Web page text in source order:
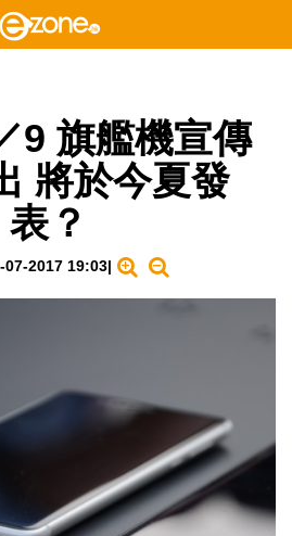
9 旗艦機宣傳
將於今夏發
表？
07-2017 19:03|